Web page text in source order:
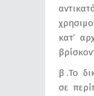
κατ’
β .Το
σε